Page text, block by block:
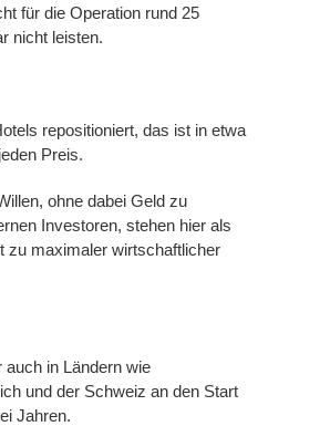
für die Operation rund 25
nicht leisten.
repositioniert, das ist in etwa
Preis.
ohne dabei Geld zu
Investoren, stehen hier als
zu maximaler wirtschaftlicher
in Ländern wie
und der Schweiz an den Start
Jahren.